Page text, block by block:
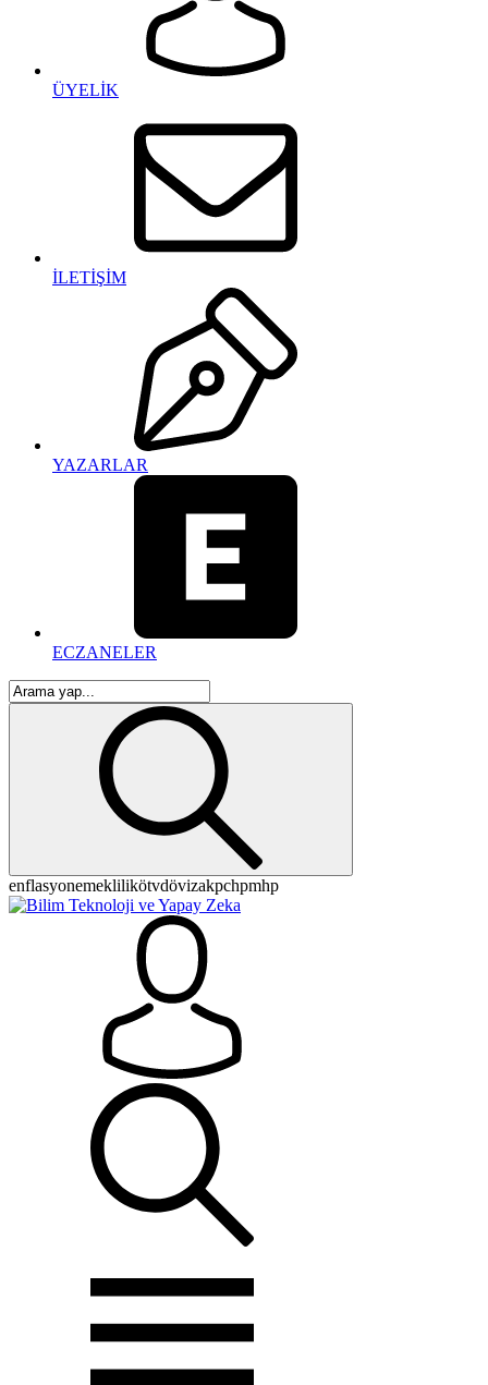
ÜYELİK
İLETİŞİM
YAZARLAR
ECZANELER
enflasyonemeklilikötvdövizakpchpmhp